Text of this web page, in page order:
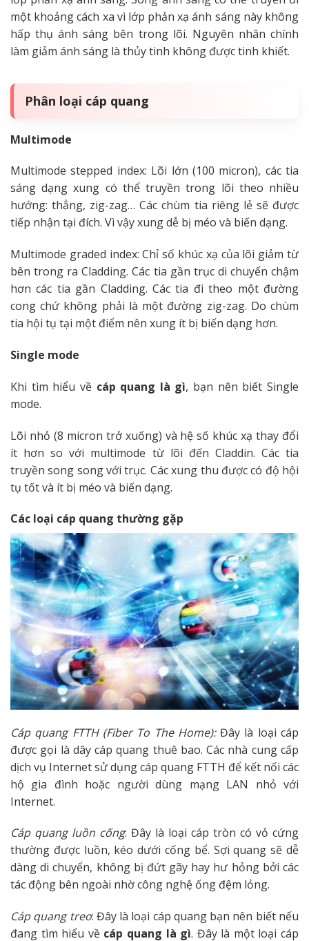
một khoảng cách xa vì lớp phản xạ ánh sáng này không
hấp thụ ánh sáng bên trong lõi. Nguyên nhân chính
làm giảm ánh sáng là thủy tinh không được tinh khiết.
Phân loại cáp quang
Multimode
Multimode stepped index: Lõi lớn (100 micron), các tia
sáng dạng xung có thể truyền trong lõi theo nhiều
hướng: thẳng, zig-zag… Các chùm tia riêng lẻ sẽ được
tiếp nhận tại đích. Vì vậy xung dễ bị méo và biến dạng.
Multimode graded index: Chỉ số khúc xạ của lõi giảm từ
bên trong ra Cladding. Các tia gần trục di chuyển chậm
hơn các tia gần Cladding. Các tia đi theo một đường
cong chứ không phải là một đường zig-zag. Do chùm
tia hội tụ tại một điểm nên xung ít bị biến dạng hơn.
Single mode
Khi tìm hiểu về cáp quang là gì, bạn nên biết Single
mode.
Lõi nhỏ (8 micron trở xuống) và hệ số khúc xạ thay đổi
ít hơn so với multimode từ lõi đến Claddin. Các tia
truyền song song với trục. Các xung thu được có độ hội
tụ tốt và ít bị méo và biến dạng.
Các loại cáp quang thường gặp
Cáp quang FTTH (Fiber To The Home):Đây là loại cáp
được gọi là dây cáp quang thuê bao. Các nhà cung cấp
dịch vụ Internet sử dụng cáp quang FTTH để kết nối các
hộ gia đình hoặc người dùng mạng LAN nhỏ với
Internet.
Cáp quang luồn cống: Đây là loại cáp tròn có vỏ cứng
thường được luồn, kéo dưới cống bể. Sợi quang sẽ dễ
dàng di chuyển, không bị đứt gãy hay hư hỏng bởi các
tác động bên ngoài nhờ công nghệ ống đệm lỏng.
Cáp quang treo: Đây là loại cáp quang bạn nên biết nếu
đang tìm hiểu về cáp quang là gì. Đây là một loại cáp